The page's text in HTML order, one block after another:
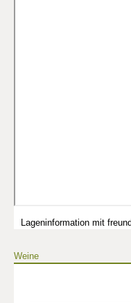
Lageninformation mit
Weine